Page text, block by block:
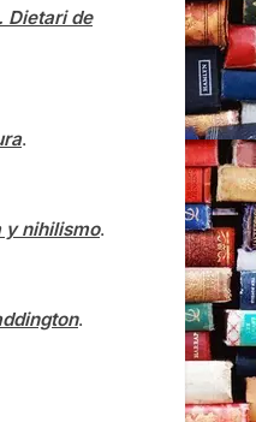
Dietari de
.
y nihilismo.
.